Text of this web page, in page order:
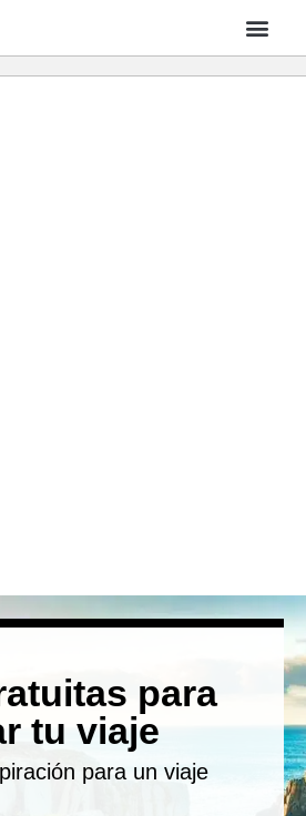
para
tu viaje
para un viaje